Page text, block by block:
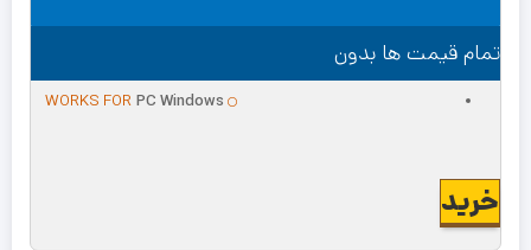
تمام قیمت ها بدون
WORKS FOR PC Windows
خرید